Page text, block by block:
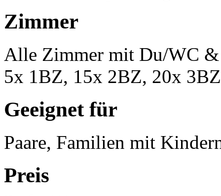
Zimmer
Alle Zimmer mit Du/WC
5x 1BZ, 15x 2BZ, 20x 3BZ
Geeignet für
Paare, Familien mit
Preis